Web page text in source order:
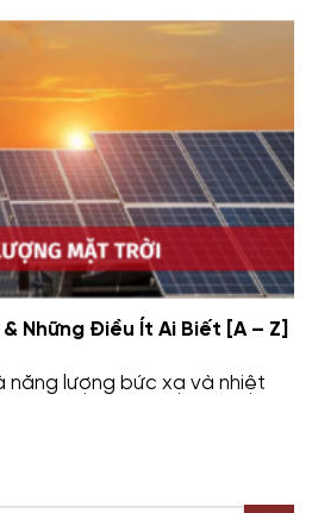
Những Điều Ít Ai Biết [A – Z]
năng lượng bức xạ và nhiệt